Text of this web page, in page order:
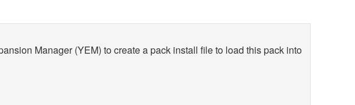
Manager (YEM) to create a pack install file to load this pack into